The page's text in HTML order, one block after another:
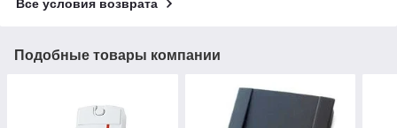
Все условия возврата
Подобные товары компании